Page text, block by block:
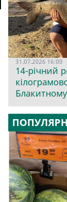
31.07.2026 16:00
14-річний
Блакитному